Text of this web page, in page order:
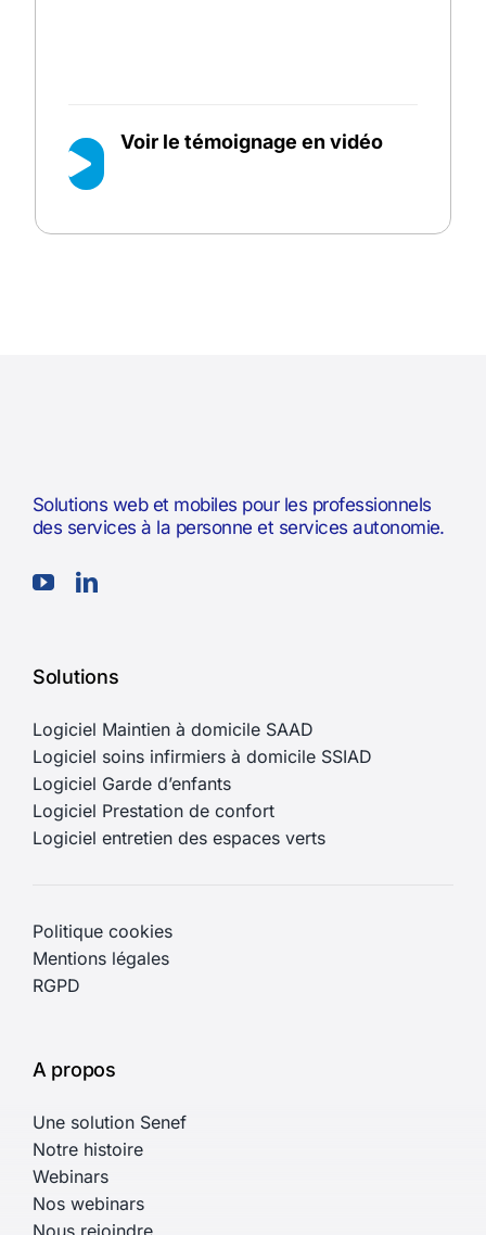
Voir le témoignage en vidéo
Solutions web et mobiles pour les professionnels
des services à la personne et services autonomie.
Solutions
Logiciel Maintien à domicile SAAD
Logiciel soins infirmiers à domicile SSIAD
Logiciel Garde d’enfants
Logiciel Prestation de confort
Logiciel entretien des espaces verts
Politique cookies
Mentions légales
RGPD
A propos
Une solution Senef
Notre histoire
Webinars
Nos webinars